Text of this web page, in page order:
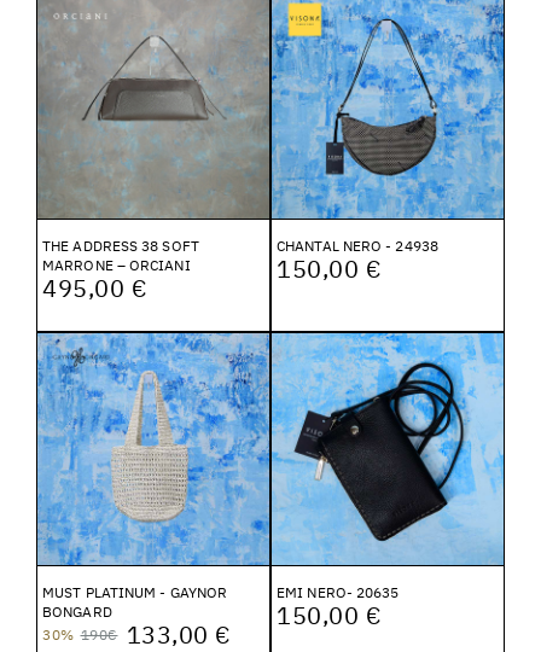
THE ADDRESS 38 SOFT
MARRONE – ORCIANI
495,00 €
CHANTAL NERO - 24938
150,00 €
MUST PLATINUM - GAYNOR
BONGARD
30% 190€ 133,00 €
EMI NERO- 20635
150,00 €